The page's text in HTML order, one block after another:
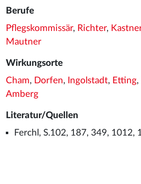
Berufe
Pflegskommissär, Richter,
Mautner
Wirkungsorte
Cham, Dorfen, Ingolstadt, Etting,
Amberg
Literatur/Quellen
Ferchl, S.102, 187, 349, 1012,